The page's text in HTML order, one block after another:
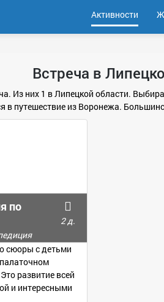
Активности
Встреча в
Из них 1 в Липецкой области.
в путешествие из Воронежа.
по
2 д.
сюоры с детьми
развитие всей
и интересными